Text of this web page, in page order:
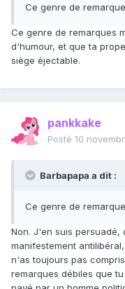
Ce genre de
Ce genre de remarques
d'humour, et que ta
siège éjectable.
pankkake
Posté 10
Barbapapa a dit :
Ce genre de
Non. J'en suis persuadé,
manifestement
n'as toujours pas
remarques débiles que